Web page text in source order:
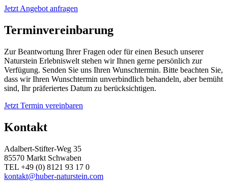
Jetzt Angebot anfragen
Terminvereinbarung
Zur Beantwortung Ihrer Fragen oder für einen Besuch unserer
Naturstein Erlebniswelt stehen wir Ihnen gerne persönlich zur
Verfügung. Senden Sie uns Ihren Wunschtermin. Bitte beachten Sie,
dass wir Ihren Wunschtermin unverbindlich behandeln, aber bemüht
sind, Ihr präferiertes Datum zu berücksichtigen.
Jetzt Termin vereinbaren
Kontakt
Adalbert-Stifter-Weg 35
85570 Markt Schwaben
TEL +49 (0) 8121 93 17 0
kontakt@huber-naturstein.com